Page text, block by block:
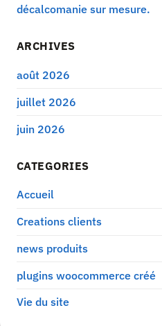
décalcomanie sur mesure.
ARCHIVES
août 2026
juillet 2026
juin 2026
CATEGORIES
Accueil
Creations clients
news produits
plugins woocommerce créé
Vie du site